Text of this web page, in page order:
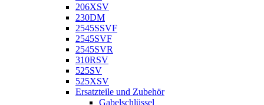
206XSV
230DM
2545SSVF
2545SVF
2545SVR
310RSV
525SV
525XSV
Ersatzteile und Zubehör
Gabelschlüssel